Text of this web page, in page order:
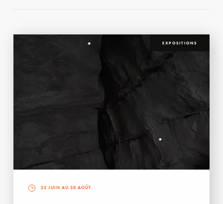
EXPOSITIONS
25 JUIN AU 30 AOÛT